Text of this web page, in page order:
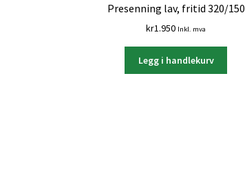
Presenning lav, fritid 320/150
kr1.950 Inkl. mva
Legg i handlekurv